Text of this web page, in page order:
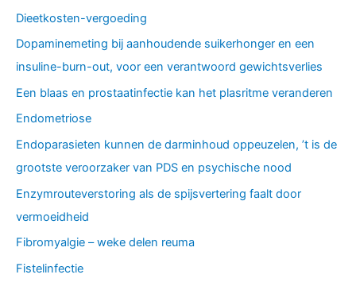
Dieetkosten-vergoeding
Dopaminemeting bij aanhoudende suikerhonger en een
insuline-burn-out, voor een verantwoord gewichtsverlies
Een blaas en prostaatinfectie kan het plasritme veranderen
Endometriose
Endoparasieten kunnen de darminhoud oppeuzelen, ’t is de
grootste veroorzaker van PDS en psychische nood
Enzymrouteverstoring als de spijsvertering faalt door
vermoeidheid
Fibromyalgie – weke delen reuma
Fistelinfectie